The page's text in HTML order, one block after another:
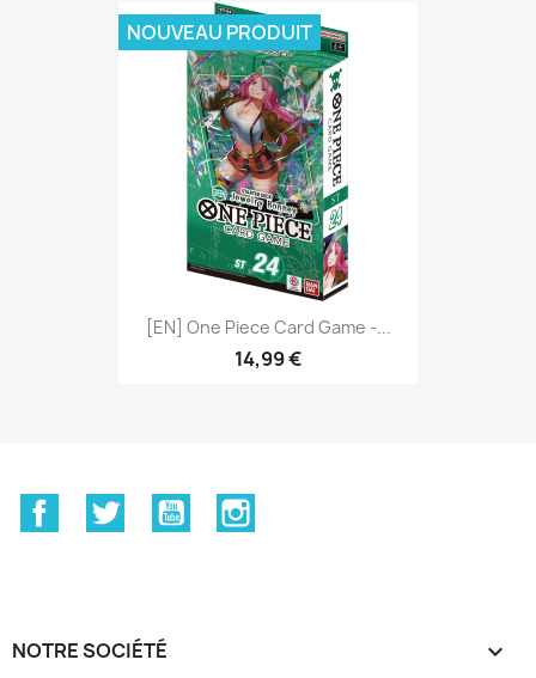
[EN] One Piece Card Game -...
14,99 €
NOUVEAU PRODUIT
FacebookTwitter YouTube
NOTRE SOCIÉTÉ 